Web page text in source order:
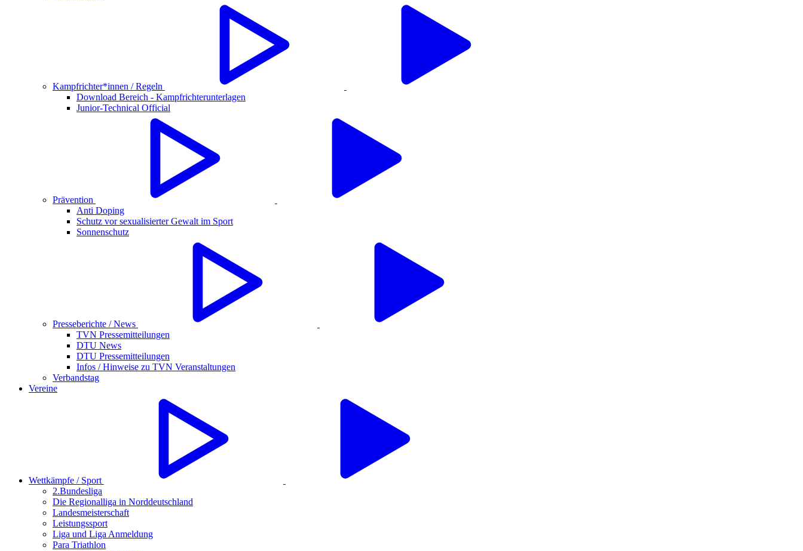
Kampfrichter*innen / Regeln
Download Bereich - Kampfrichterunterlagen
Junior-Technical Official
Prävention
Anti Doping
Schutz vor sexualisierter Gewalt im Sport
Sonnenschutz
Presseberichte / News
TVN Pressemitteilungen
DTU News
DTU Pressemitteilungen
Infos / Hinweise zu TVN Veranstaltungen
Verbandstag
Vereine
Wettkämpfe / Sport
2.Bundesliga
Die Regionalliga in Norddeutschland
Landesmeisterschaft
Leistungssport
Liga und Liga Anmeldung
Para Triathlon